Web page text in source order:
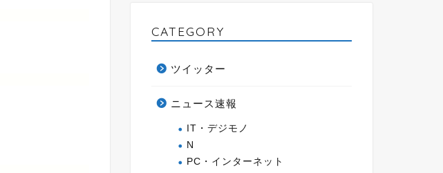
CATEGORY
ツイッター
ニュース速報
IT・デジモノ
N
PC・インターネット